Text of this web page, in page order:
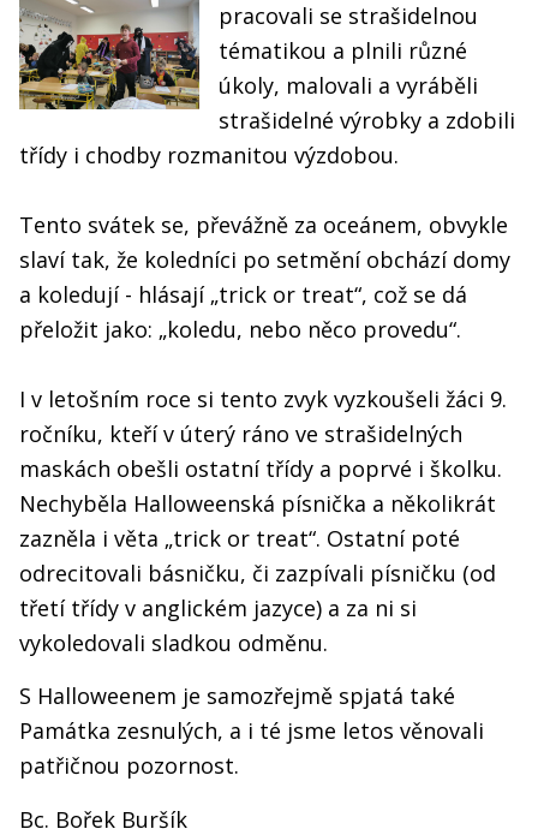
pracovali se strašidelnou
tématikou a plnili různé
úkoly, malovali a vyráběli
strašidelné výrobky a zdobili
třídy i chodby rozmanitou výzdobou.
Tento svátek se, převážně za oceánem, obvykle
slaví tak, že koledníci po setmění obchází domy
a koledují - hlásají „trick or treat“, což se dá
přeložit jako: „koledu, nebo něco provedu“.
I v letošním roce si tento zvyk vyzkoušeli žáci 9.
ročníku, kteří v úterý ráno ve strašidelných
maskách obešli ostatní třídy a poprvé i školku.
Nechyběla Halloweenská písnička a několikrát
zazněla i věta „trick or treat“. Ostatní poté
odrecitovali básničku, či zazpívali písničku (od
třetí třídy v anglickém jazyce) a za ni si
vykoledovali sladkou odměnu.
S Halloweenem je samozřejmě spjatá také
Památka zesnulých, a i té jsme letos věnovali
patřičnou pozornost.
Bc. Bořek Buršík